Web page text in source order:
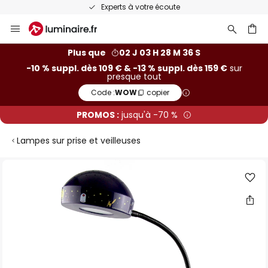
Experts à votre écoute
Allez
au
Plus que
02 J 03 H 28 M 35 S
-10 % suppl. dès 109 € & -13 % suppl. dès 159 €sur
presque tout
Code :WOW copier
PROMOS : jusqu'à -70 %
Lampes sur prise et veilleuses